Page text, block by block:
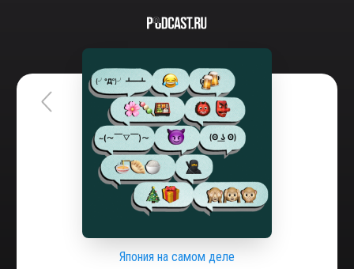
Япония на самом деле